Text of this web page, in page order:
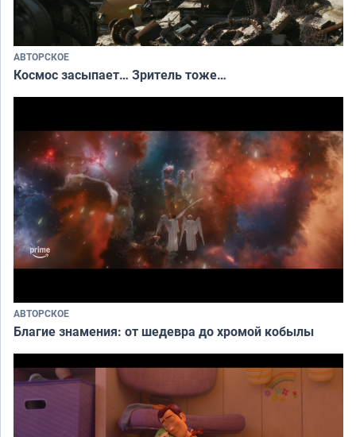
АВТОРСКОЕ
Космос засыпает… Зритель тоже…
АВТОРСКОЕ
Благие знамения: от шедевра до хромой кобылы